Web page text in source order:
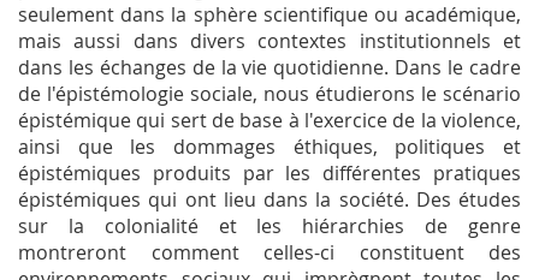
seulement dans la sphère scientifique ou académique,
mais aussi dans divers contextes institutionnels et
dans les échanges de la vie quotidienne. Dans le cadre
de l'épistémologie sociale, nous étudierons le scénario
épistémique qui sert de base à l'exercice de la violence,
ainsi que les dommages éthiques, politiques et
épistémiques produits par les différentes pratiques
épistémiques qui ont lieu dans la société. Des études
sur la colonialité et les hiérarchies de genre
montreront comment celles-ci constituent des